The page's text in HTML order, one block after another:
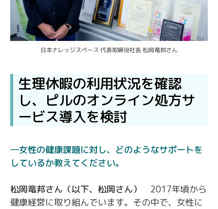
日本ナレッジスペース 代表取締役社長 松岡竜邦さん
生理休暇の利用状況を確認
し、ピルのオンライン処方サ
ービス導入を検討
女性の健康課題に対し、どのようなサポートを
しているか教えてください。
松岡竜邦さん（以下、松岡さん）
2017年頃から
健康経営に取り組んでいます。その中で、女性に